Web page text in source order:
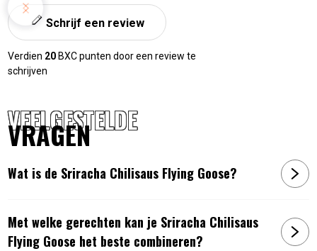
Schrijf een review
Verdien 20 BXC punten door een review te
schrijven
VEELGESTELDE
VRAGEN
Wat is de Sriracha Chilisaus Flying Goose?
Met welke gerechten kan je Sriracha Chilisaus
Flying Goose het beste combineren?